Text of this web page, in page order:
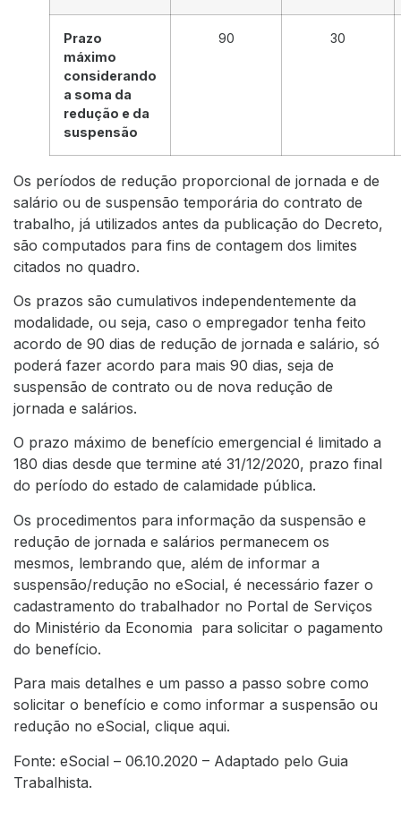
Prazo
máximo
considerando
a soma da
redução e da
suspensão
90 30
Os períodos de redução proporcional de jornada e de
salário ou de suspensão temporária do contrato de
trabalho, já utilizados antes da publicação do Decreto,
são computados para fins de contagem dos limites
citados no quadro.
Os prazos são cumulativos independentemente da
modalidade, ou seja, caso o empregador tenha feito
acordo de 90 dias de redução de jornada e salário, só
poderá fazer acordo para mais 90 dias, seja de
suspensão de contrato ou de nova redução de
jornada e salários.
O prazo máximo de benefício emergencial é limitado a
180 dias desde que termine até 31/12/2020, prazo final
do período do estado de calamidade pública.
Os procedimentos para informação da suspensão e
redução de jornada e salários permanecem os
mesmos, lembrando que, além de informar a
suspensão/redução no eSocial, é necessário fazer o
cadastramento do trabalhador no Portal de Serviços
do Ministério da Economia para solicitar o pagamento
do benefício.
Para mais detalhes e um passo a passo sobre como
solicitar o benefício e como informar a suspensão ou
redução no eSocial, clique aqui.
Fonte: eSocial – 06.10.2020 – Adaptado pelo Guia
Trabalhista.